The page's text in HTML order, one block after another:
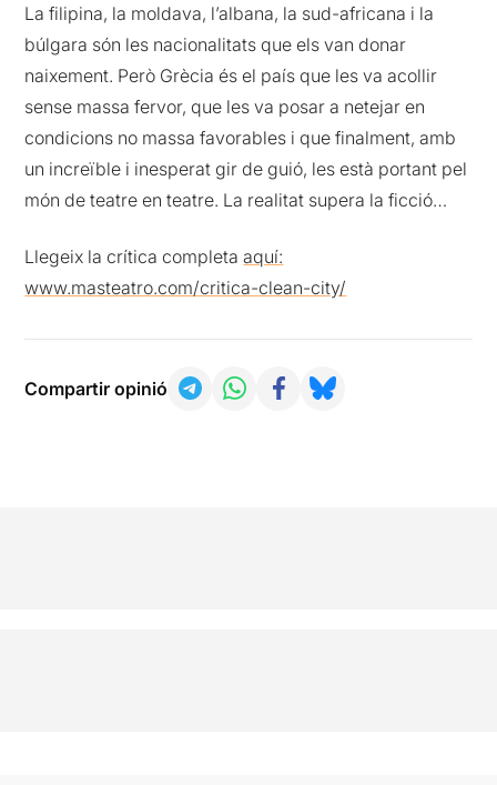
La filipina, la moldava, l’albana, la sud-africana i la
búlgara són les nacionalitats que els van donar
naixement. Però Grècia és el país que les va acollir
sense massa fervor, que les va posar a netejar en
condicions no massa favorables i que finalment, amb
un increïble i inesperat gir de guió, les està portant pel
món de teatre en teatre. La realitat supera la ficció…
Llegeix la crítica completaaquí:
www.masteatro.com/critica-clean-city/
Compartir opinió